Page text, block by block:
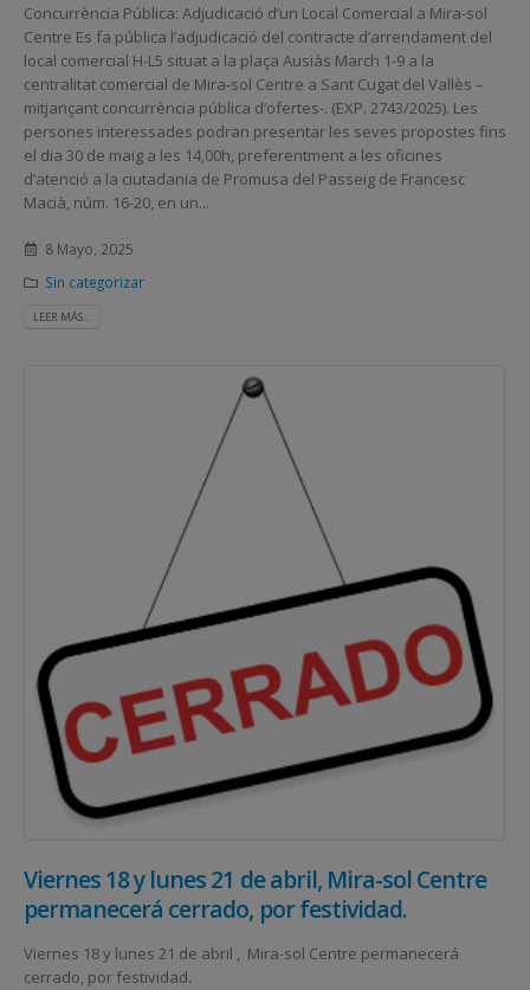
Concurrència Pública: Adjudicació d’un Local Comercial a Mira-sol
Centre Es fa pública l’adjudicació del contracte d’arrendament del
local comercial H-L5 situat a la plaça Ausiàs March 1-9 a la
centralitat comercial de Mira-sol Centre a Sant Cugat del Vallès –
mitjançant concurrència pública d’ofertes-. (EXP. 2743/2025). Les
persones interessades podran presentar les seves propostes fins
el dia 30 de maig a les 14,00h, preferentment a les oficines
d’atenció a la ciutadania de Promusa del Passeig de Francesc
Macià, núm. 16-20, en un...
8 Mayo, 2025
Sin categorizar
LEER MÁS...
Viernes 18 y lunes 21 de abril, Mira-sol Centre
permanecerá cerrado, por festividad.
Viernes 18 y lunes 21 de abril , Mira-sol Centre permanecerá
cerrado, por festividad.